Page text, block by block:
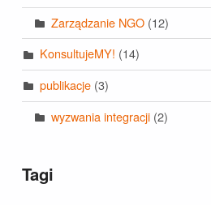
Zarządzanie NGO (12)
KonsultujeMY! (14)
publikacje(3)
wyzwania integracji (2)
Tagi